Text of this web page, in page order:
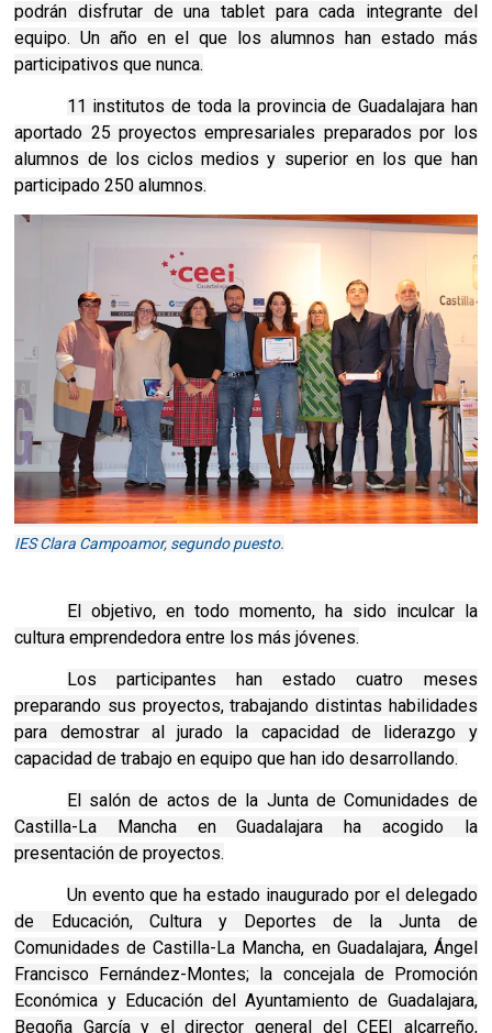
podrán disfrutar de una tablet para cada integrante del
equipo. Un año en el que los alumnos han estado más
participativos que nunca.
11 institutos de toda la provincia de Guadalajara han
aportado 25 proyectos empresariales preparados por los
alumnos de los ciclos medios y superior en los que han
participado 250 alumnos.
IES Clara Campoamor, segundo puesto.
El objetivo, en todo momento, ha sido inculcar la
cultura emprendedora entre los más jóvenes.
Los participantes han estado cuatro meses
preparando sus proyectos, trabajando distintas habilidades
para demostrar al jurado la capacidad de liderazgo y
capacidad de trabajo en equipo que han ido desarrollando.
El salón de actos de la Junta de Comunidades de
Castilla-La Mancha en Guadalajara ha acogido la
presentación de proyectos.
Un evento que ha estado inaugurado por el delegado
de Educación, Cultura y Deportes de la Junta de
Comunidades de Castilla-La Mancha, en Guadalajara, Ángel
Francisco Fernández-Montes; la concejala de Promoción
Económica y Educación del Ayuntamiento de Guadalajara,
Begoña García y el director general del CEEI alcarreño,